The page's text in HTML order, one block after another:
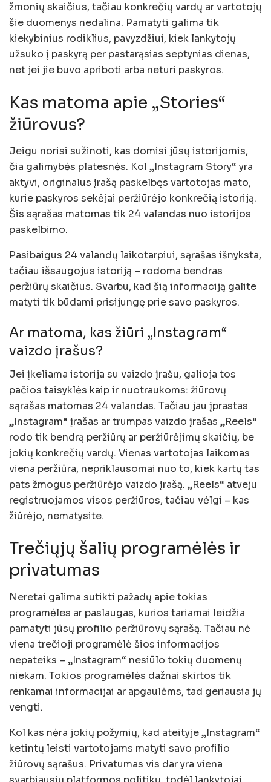
žmonių skaičius, tačiau konkrečių vardų ar vartotojų
šie duomenys nedalina. Pamatyti galima tik
kiekybinius rodiklius, pavyzdžiui, kiek lankytojų
užsuko į paskyrą per pastarąsias septynias dienas,
net jei jie buvo apriboti arba neturi paskyros.
Kas matoma apie „Stories“
žiūrovus?
Jeigu norisi sužinoti, kas domisi jūsų istorijomis,
čia galimybės platesnės. Kol „Instagram Story“ yra
aktyvi, originalus įrašą paskelbęs vartotojas mato,
kurie paskyros sekėjai peržiūrėjo konkrečią istoriją.
Šis sąrašas matomas tik 24 valandas nuo istorijos
paskelbimo.
Pasibaigus 24 valandų laikotarpiui, sąrašas išnyksta,
tačiau išsaugojus istoriją – rodoma bendras
peržiūrų skaičius. Svarbu, kad šią informaciją galite
matyti tik būdami prisijungę prie savo paskyros.
Ar matoma, kas žiūri „Instagram“
vaizdo įrašus?
Jei įkeliama istorija su vaizdo įrašu, galioja tos
pačios taisyklės kaip ir nuotraukoms: žiūrovų
sąrašas matomas 24 valandas. Tačiau jau įprastas
„Instagram“ įrašas ar trumpas vaizdo įrašas „Reels“
rodo tik bendrą peržiūrų ar peržiūrėjimų skaičių, be
jokių konkrečių vardų. Vienas vartotojas laikomas
viena peržiūra, nepriklausomai nuo to, kiek kartų tas
pats žmogus peržiūrėjo vaizdo įrašą. „Reels“ atveju
registruojamos visos peržiūros, tačiau vėlgi – kas
žiūrėjo, nematysite.
Trečiųjų šalių programėlės ir
privatumas
Neretai galima sutikti pažadų apie tokias
programėles ar paslaugas, kurios tariamai leidžia
pamatyti jūsų profilio peržiūrovų sąrašą. Tačiau nė
viena trečioji programėlė šios informacijos
nepateiks – „Instagram“ nesiūlo tokių duomenų
niekam. Tokios programėlės dažnai skirtos tik
renkamai informacijai ar apgaulėms, tad geriausia jų
vengti.
Kol kas nėra jokių požymių, kad ateityje „Instagram“
ketintų leisti vartotojams matyti savo profilio
žiūrovų sąrašus. Privatumas vis dar yra viena